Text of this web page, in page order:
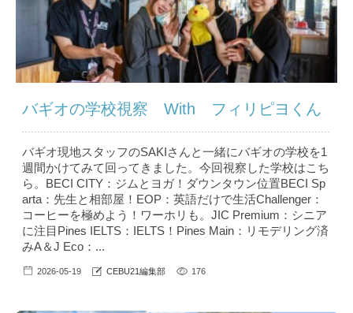
バギオの学校視察 With フィリピヨくん
バギオ現地スタッフのSAKIさんと一緒にバギオの学校を1
週間かけてみて回ってきました。今回視察した学校はこち
ら。BECI CITY：ジムとヨガ！ダウンタウン位置BECI Sp
arta：先生と相部屋！EOP：英語だけで生活Challenger：
コーヒーを極めよう！ワーホリも。JIC Premium：シニア
に注目Pines IELTS：IELTS！Pines Main：リモデリング済
みA＆J Eco：...
2026-05-19 CEBU21編集部 176